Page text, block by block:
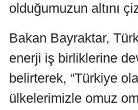
olduğumuzun altını
Bakan Bayraktar,
enerji iş birliklerine
belirterek, “Türkiye
ülkelerimizle omuz